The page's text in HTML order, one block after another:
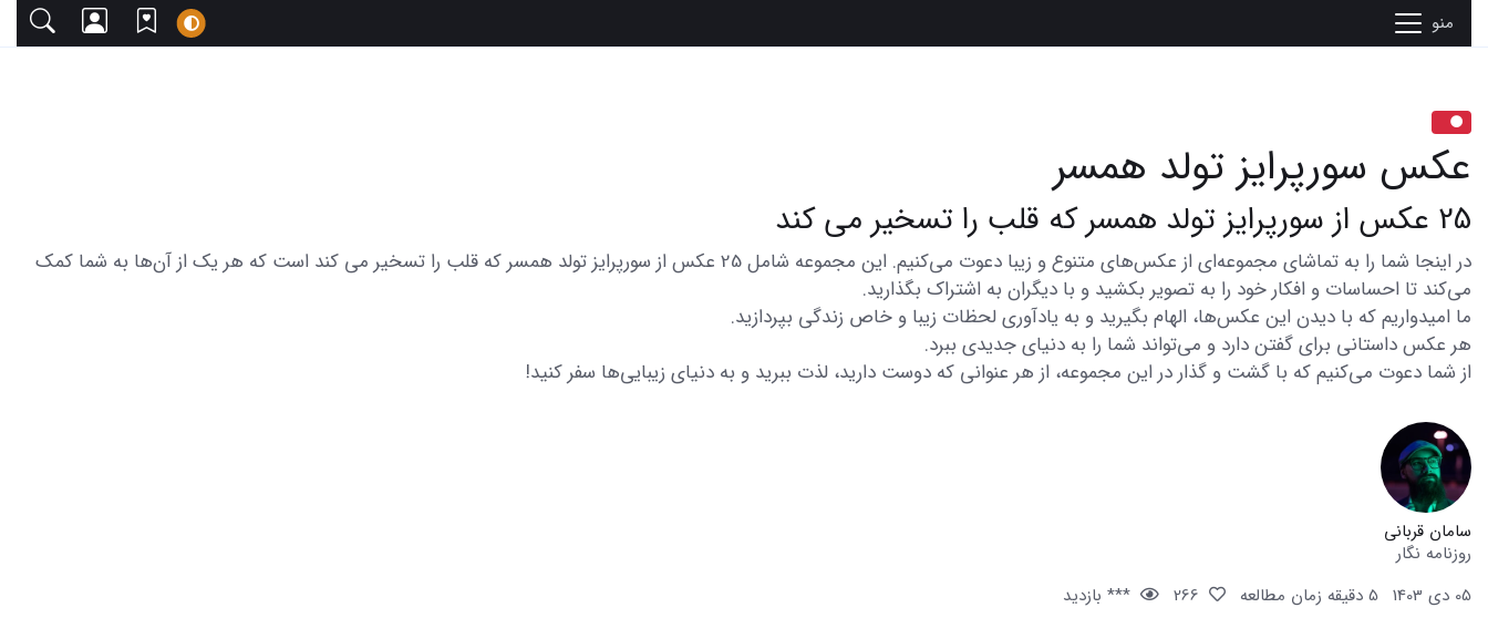
منو
عکس سورپرایز تولد همسر
25 عکس از سورپرایز تولد همسر که قلب را تسخیر می کند
در اینجا شما را به تماشای مجموعه‌ای از عکس‌های متنوع و زیبا دعوت می‌کنیم. این مجموعه شامل 25 عکس از سورپرایز تولد همسر که قلب را تسخیر می کند است که هر یک از آن‌ها به شما کمک
می‌کند تا احساسات و افکار خود را به تصویر بکشید و با دیگران به اشتراک بگذارید.
ما امیدواریم که با دیدن این عکس‌ها، الهام بگیرید و به یادآوری لحظات زیبا و خاص زندگی بپردازید.
هر عکس داستانی برای گفتن دارد و می‌تواند شما را به دنیای جدیدی ببرد.
از شما دعوت می‌کنیم که با گشت و گذار در این مجموعه، از هر عنوانی که دوست دارید، لذت ببرید و به دنیای زیبایی‌ها سفر کنید!
سامان قربانی
روزنامه نگار
05 دی 1403
5 دقیقه زمان مطالعه
*** بازدید